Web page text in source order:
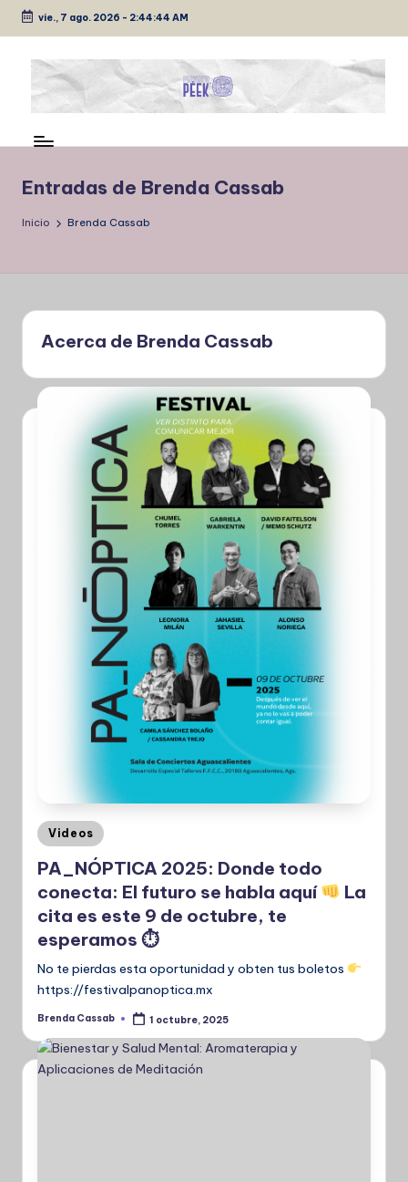
Saltar
contenido
vie., 7 ago. 2026 - 2:44:45 AM
E
K
de
Entradas de Brenda Cassab
Inicio Brenda Cassab
Acerca de Brenda Cassab
Publicado
en
Videos
PA_NÓPTICA 2025: Donde todo
conecta: El futuro se habla aquí
La
cita es este 9 de octubre, te
esperamos ⏱
No te pierdas esta oportunidad y obten tus boletos
https://festivalpanoptica.mx
Publicado
Brenda Cassab 1 octubre, 2025